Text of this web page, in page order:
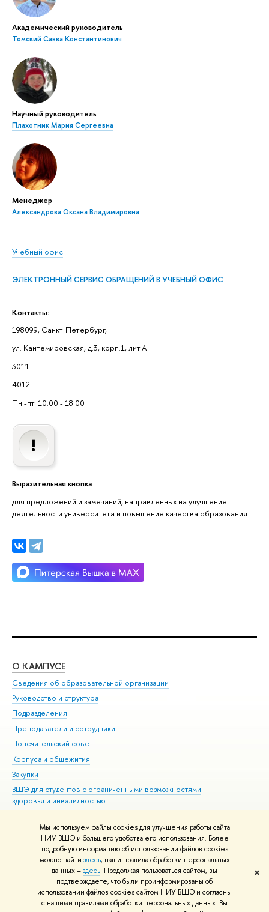
Мы используем файлы cookies для улучшения работы сайта
НИУ ВШЭ и большего удобства его использования. Более
подробную информацию об использовании файлов cookies
можно найти здесь, наши правила обработки персональных
данных –здесь. Продолжая пользоваться сайтом, вы
подтверждаете, что были проинформированы об
использовании файлов cookies сайтом НИУ ВШЭ и согласны
с нашими правилами обработки персональных данных. Вы
✖
Академический руководитель
Томский Савва Константинович
Научный руководитель
Плахотник Мария Сергеевна
Менеджер
Александрова Оксана Владимировна
Учебный офис
ЭЛЕКТРОННЫЙ СЕРВИС ОБРАЩЕНИЙ В УЧЕБНЫЙ ОФИС
Контакты:
198099, Санкт-Петербург,
ул. Кантемировская, д.3, корп.1, лит.А
3011
4012
Пн.-пт. 10.00 - 18.00
Выразительная кнопка
для предложений и замечаний, направленных на улучшение
деятельности университета и повышение качества образования
О КАМПУСЕ
Сведения об образовательной организации
Руководство и структура
Подразделения
Преподаватели и сотрудники
Попечительский совет
Корпуса и общежития
Закупки
ВШЭ для студентов с ограниченными возможностями
здоровья и инвалидностью
Единая платежная страница
© НИУ ВШЭ 1993–2026 Адреса и контакты Условия использования
материалов Политика конфиденциальности Карта сайта